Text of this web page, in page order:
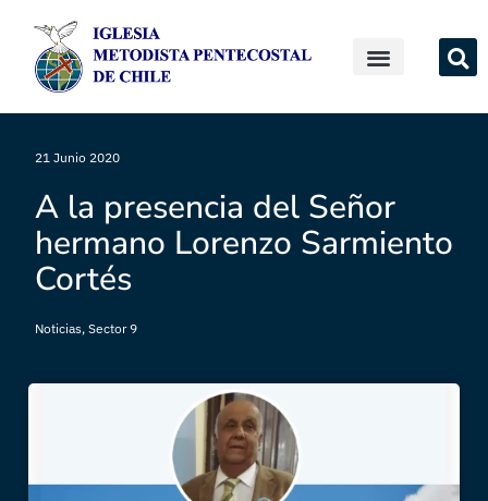
21 Junio 2020
A la presencia del Señor
hermano Lorenzo Sarmiento
Cortés
Noticias, Sector 9